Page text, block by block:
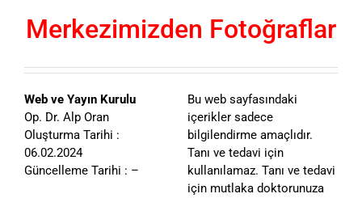
Merkezimizden Fotoğraflar
Web ve Yayın Kurulu
Op. Dr. Alp Oran
Oluşturma Tarihi :
06.02.2024
Güncelleme Tarihi : –
Bu web sayfasındaki
içerikler sadece
bilgilendirme amaçlıdır.
Tanı ve tedavi için
kullanılamaz. Tanı ve tedavi
için mutlaka doktorunuza